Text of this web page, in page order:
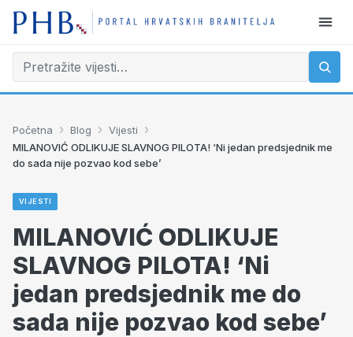
Početna › Blog › Vijesti ›
MILANOVIĆ ODLIKUJE SLAVNOG PILOTA! ‘Ni jedan predsjednik me
do sada nije pozvao kod sebe’
VIJESTI
MILANOVIĆ ODLIKUJE
SLAVNOG PILOTA! ‘Ni
jedan predsjednik me do
sada nije pozvao kod sebe’